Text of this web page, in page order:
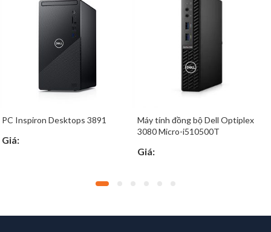
PC Inspiron Desktops 3891
Giá:
Máy tính đồng bộ Dell Optiplex
3080 Micro-i510500T
Giá: